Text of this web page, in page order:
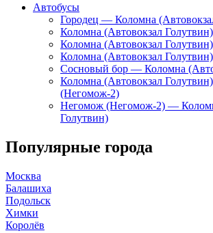
Автобусы
Городец — Коломна
Коломна (Автовокзал
Коломна (Автовокзал
Коломна (Автовокзал
Сосновый бор — Коломна
Коломна (Автовокзал
(Негомож-2)
Негомож (Негомож-2) —
Голутвин)
Популярные города
Москва
Балашиха
Подольск
Химки
Королёв